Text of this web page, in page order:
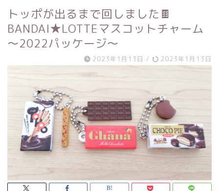
トッポが出るまで回しました🍫
BANDAI★LOTTEマスコットチャーム
～2022パッケージ～
2023年1月13日 / 2023年1月13日